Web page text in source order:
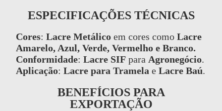
ESPECIFICAÇÕES TÉCNICAS
Cores: Lacre Metálico em cores como Lacre
Amarelo, Azul, Verde, Vermelho e Branco.
Conformidade: Lacre SIF para Agronegócio.
Aplicação: Lacre para Tramela e Lacre Baú.
BENEFÍCIOS PARA
EXPORTAÇÃO